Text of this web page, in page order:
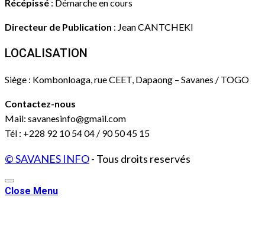
Récépissé : Démarche en cours
Directeur de Publication : Jean CANTCHEKI
LOCALISATION
Siège : Kombonloaga, rue CEET, Dapaong – Savanes / TOGO
Contactez-nous
Mail: savanesinfo@gmail.com
Tél : +228 92 10 54 04 / 90 50 45 15
© SAVANES INFO- Tous droits reservés
Close Menu